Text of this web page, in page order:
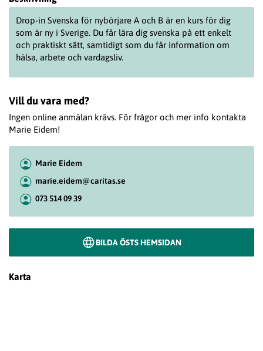
Drop-in Svenska för nybörjare A och B är en kurs för dig
som är ny i Sverige. Du får lära dig svenska på ett enkelt
och praktiskt sätt, samtidigt som du får information om
hälsa, arbete och vardagsliv.
Vill du vara med?
Ingen online anmälan krävs. För frågor och mer info kontakta
Marie Eidem!
Marie Eidem
marie.eidem@caritas.se
073 514 09 39
BILDA ÖSTS HEMSIDAN
Karta